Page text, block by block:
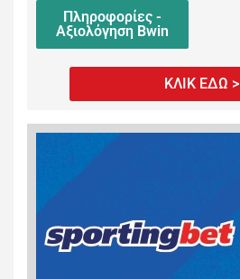
Πληροφορίες -
Αξιολόγηση Bwin
ΚΛΙΚ ΕΔΩ >